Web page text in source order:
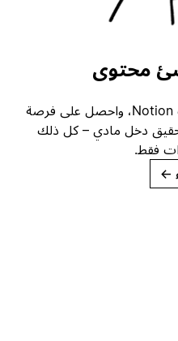
أرسل قالبك إلى معرض قوالب Notion، واحصل على فرصة
دخل مادي – كل ذلك